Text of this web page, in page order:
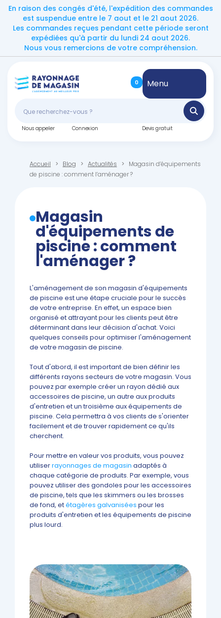
En raison des congés d'été, l'expédition des commandes
est suspendue entre le 7 aout et le 21 aout 2026.
Les commandes reçues pendant cette période seront
expédiées qu'à partir du lundi 24 aout 2026.
Nous vous remercions de votre compréhension.
0 Menu
Nous appeler Connexion Devis gratuit
Accueil Blog Actualités
Magasin d’équipements
de piscine : comment l’aménager ?
Magasin
d'équipements de
piscine : comment
l'aménager ?
L'aménagement de son magasin d'équipements
de piscine est une étape cruciale pour le succès
de votre entreprise. En effet, un espace bien
organisé et attrayant pour les clients peut être
déterminant dans leur décision d'achat. Voici
quelques conseils pour optimiser l'aménagement
de votre magasin de piscine.
Tout d'abord, il est important de bien définir les
différents rayons secteurs de votre magasin. Vous
pouvez par exemple créer un rayon dédié aux
accessoires de piscine, un autre aux produits
d'entretien et un troisième aux équipements de
piscine. Cela permettra à vos clients de s'orienter
facilement et de trouver rapidement ce qu'ils
cherchent.
Pour mettre en valeur vos produits, vous pouvez
utiliserrayonnages de magasin adaptés à
chaque catégorie de produits. Par exemple, vous
pouvez utiliser des gondoles pour les accessoires
de piscine, tels que les skimmers ou les brosses
de fond, etétagères galvanisées pour les
produits d'entretien et les équipements de piscine
plus lourd.